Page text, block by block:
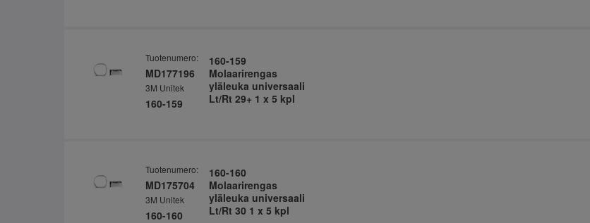
Tuotenumero:
MD177196
3M Unitek
160-159
160-159
Molaarirengas
yläleuka universaali
Lt/Rt 29+ 1 x 5 kpl
Tuotenumero:
MD175704
3M Unitek
160-160
160-160
Molaarirengas
yläleuka universaali
Lt/Rt 30 1 x 5 kpl